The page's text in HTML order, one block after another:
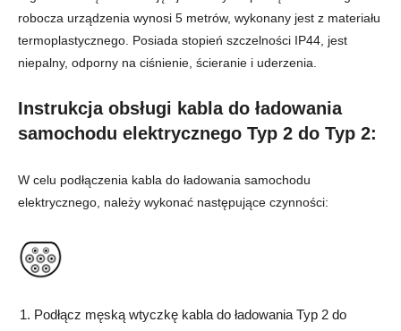
robocza urządzenia wynosi 5 metrów, wykonany jest z materiału
termoplastycznego. Posiada stopień szczelności IP44, jest
niepalny, odporny na ciśnienie, ścieranie i uderzenia.
Instrukcja obsługi kabla do ładowania
samochodu elektrycznego Typ 2 do Typ 2:
W celu podłączenia kabla do ładowania samochodu
elektrycznego, należy wykonać następujące czynności:
Podłącz męską wtyczkę kabla do ładowania Typ 2 do